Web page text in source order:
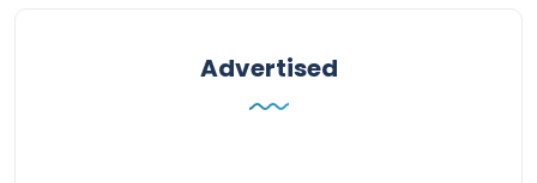
Advertised